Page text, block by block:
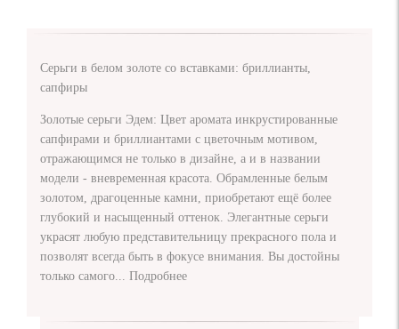
Серьги в белом золоте со вставками: бриллианты,
сапфиры
Золотые серьги Эдем: Цвет аромата инкрустированные
сапфирами и бриллиантами с цветочным мотивом,
отражающимся не только в дизайне, а и в названии
модели - вневременная красота. Обрамленные белым
золотом, драгоценные камни, приобретают ещё более
глубокий и насыщенный оттенок. Элегантные серьги
украсят любую представительницу прекрасного пола и
позволят всегда быть в фокусе внимания. Вы достойны
только самого...
Подробнее